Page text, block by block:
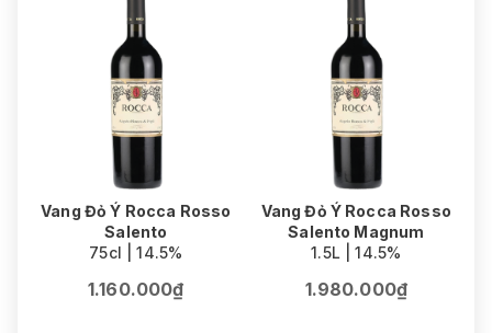
Vang Đỏ Ý Rocca Rosso
Salento
75cl | 14.5%
1.160.000₫
Vang Đỏ Ý Rocca Rosso
Salento Magnum
1.5L | 14.5%
1.980.000₫